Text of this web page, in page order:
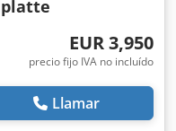
EUR 3,950
precio fijo IVA no incluído
Llamar